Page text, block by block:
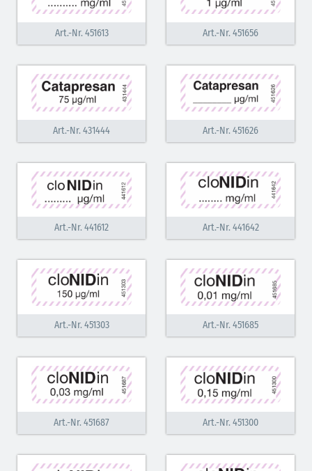
Vasopressoren (hellviolett)
Antihypertonika/Vasodilatantien (hellviolett
Anticholinergika (hellgrün)
Cholinergika (hellgrün schraffiert): DIVI 2012
Antiemetika (salmon)
Verschiedene Medikamente (weiß)
Antikoagulantien (hellgrau/weiß mit schwarzem
Rahmen)
Koagulantien (hellgrau/weiß schwarz schraffierterm
Rahmen)
Bronchodilatatoren (blau-braun)
Antikonvulsiva (grau-lila)
Inodilatatoren (rot-grün)
Antiarrhythmika (rot-blau)
Elektrolyte (grün-pink)
Elektrolyte Kalium (grün-blau)
Elektrolyte NaCl (grün)
Art.-Nr. 451613 Art.-Nr. 451656
Art.-Nr. 431444 Art.-Nr. 451626
Art.-Nr. 441612 Art.-Nr. 441642
Art.-Nr. 451303 Art.-Nr. 451685
Art.-Nr. 451687 Art.-Nr. 451300